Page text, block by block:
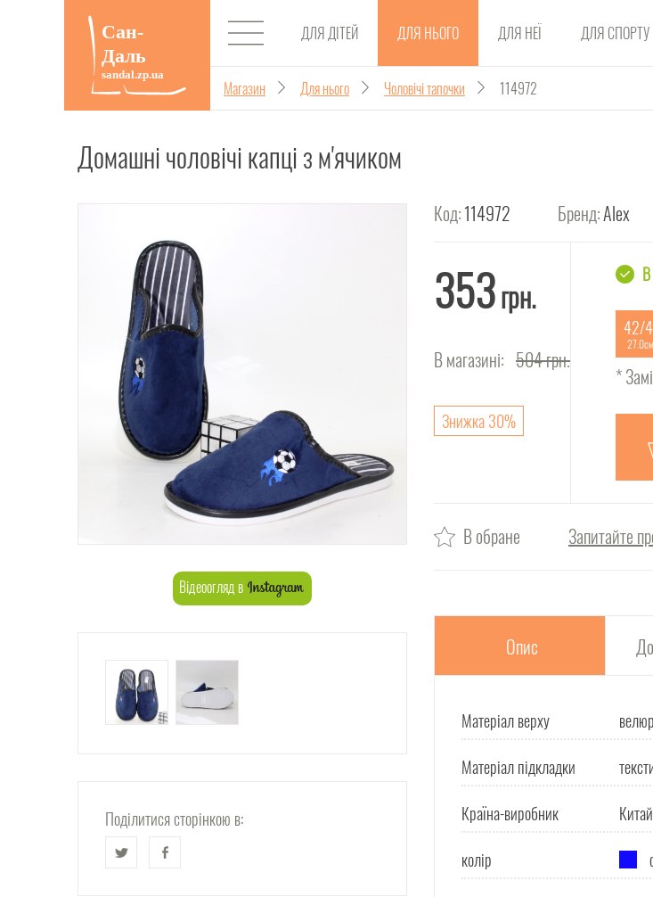
ДЛЯ ДІТЕЙ ДЛЯ НЬОГО ДЛЯ НЕЇ ДЛЯ СПОРТУ
Магазин Для нього Чоловічі тапочки 114972
Домашні чоловічі капці з м'ячиком
Відеоогляд в
Поділитися сторінкою в:
Код:114972 Бренд:Alex
353грн.
В магазині: 504грн.
Знижка 30%
42/
27.0см
*
В обране Запитайте
Опис
Матеріал верху
велюр
Матеріал підкладки
Країна-виробник
Китай
колір